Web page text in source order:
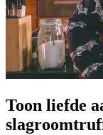
Toon liefde